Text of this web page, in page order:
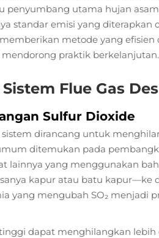
penyumbang utama hujan
standar emisi yang
metode yang
praktik berkelanjutan.
Flue Gas
Sulfur Dioxide
sistem dirancang untuk
ditemukan pada
lainnya yang menggunakan
kapur atau batu kapur—ke
yang mengubah SO₂ menjadi
dapat menghilangkan lebih